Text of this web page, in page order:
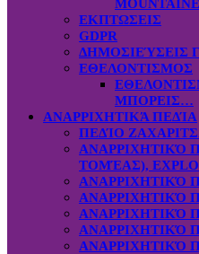
ΕΚΠΤΩΣΕΙΣ
GDPR
ΔΗΜΟΣΙΕΎΣΕΙΣ
ΕΘΕΛΟΝΤΙΣΜΟΣ
ΜΠΟΡΕΙΣ…
ΑΝΑΡΡΙΧΗΤΙΚΆ ΠΕΔΊΑ
ΠΕΔΊΟ
ΑΝΑΡΡΙΧΗΤΙΚΌ
ΤΟΜΈΑΣ),
ΑΝΑΡΡΙΧΗΤΙΚΌ
ΑΝΑΡΡΙΧΗΤΙΚΌ
ΑΝΑΡΡΙΧΗΤΙΚΌ
ΑΝΑΡΡΙΧΗΤΙΚΌ
ΑΝΑΡΡΙΧΗΤΙΚΌ